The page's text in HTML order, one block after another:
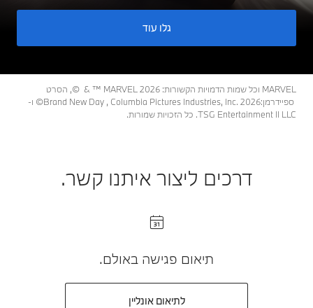
גלו עוד
MARVEL וכל שמות הדמויות הקשורות: ‎MARVEL 2026 ™ & ©, הסרט
ספיידרמן:Brand New Day , Columbia Pictures Industries, Inc. 2026© ו-
TSG Entertainment II LLC. כל הזכויות שמורות.
דרכים ליצור איתנו קשר.
תיאום פגישה באולם.
לתיאום אונליין